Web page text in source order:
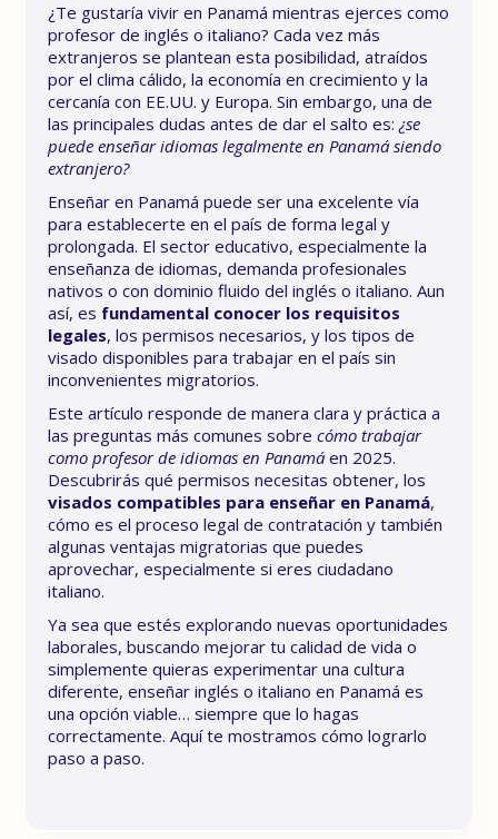
¿Te gustaría vivir en Panamá mientras ejerces como
profesor de inglés o italiano? Cada vez más
extranjeros se plantean esta posibilidad, atraídos
por el clima cálido, la economía en crecimiento y la
cercanía con EE.UU. y Europa. Sin embargo, una de
las principales dudas antes de dar el salto es:¿se
puede enseñar idiomas legalmente en Panamá siendo
extranjero?
Enseñar en Panamá puede ser una excelente vía
para establecerte en el país de forma legal y
prolongada. El sector educativo, especialmente la
enseñanza de idiomas, demanda profesionales
nativos o con dominio fluido del inglés o italiano. Aun
así, es fundamental conocer los requisitos
legales, los permisos necesarios, y los tipos de
visado disponibles para trabajar en el país sin
inconvenientes migratorios.
Este artículo responde de manera clara y práctica a
las preguntas más comunes sobrecómo trabajar
como profesor de idiomas en Panamá en 2025.
Descubrirás qué permisos necesitas obtener, los
visados compatibles para enseñar en Panamá,
cómo es el proceso legal de contratación y también
algunas ventajas migratorias que puedes
aprovechar, especialmente si eres ciudadano
italiano.
Ya sea que estés explorando nuevas oportunidades
laborales, buscando mejorar tu calidad de vida o
simplemente quieras experimentar una cultura
diferente, enseñar inglés o italiano en Panamá es
una opción viable… siempre que lo hagas
correctamente. Aquí te mostramos cómo lograrlo
paso a paso.